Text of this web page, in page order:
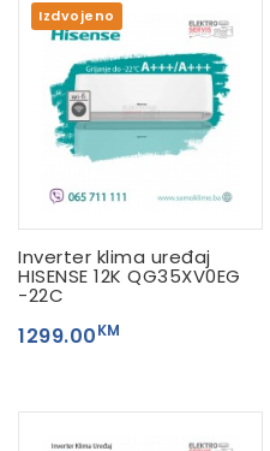
Izdvojeno
Inverter klima uređaj
HISENSE 12K QG35XV0EG
-22C
1299.00KM